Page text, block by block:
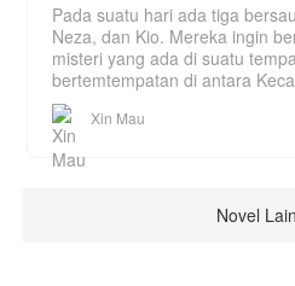
Pada suatu hari ada tiga
Neza, dan Kio. Mereka ingin
misteri yang ada di suatu
bertemtempatan di antara
Xin Mau
Novel